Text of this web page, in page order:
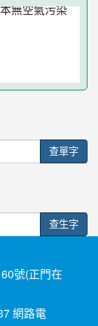
查單字
查生字
號(正門在
網路電